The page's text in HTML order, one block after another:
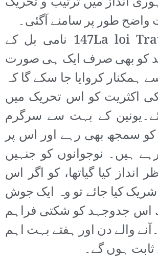
واضح طور پر سامنے آگئی۔
اس 147La loi Travail148 نامی بل کے
کو بھی صرف ایک ہی صورت
ہمکنار کروایا جا سکے گا کہ
اکثریت کو اس تحریک میں
کے بہت سے سرگرم
سمجھ بھی رہے اور اس پر
ہیں۔ نوجوانوں کو جنہیں
نظر انداز کیا گیاتھا، کو اگر اس
کیا جائے تو وہ ایک جوش
اس جدوجہد کو شکتی فراہم
والے دن اور ہفتے بہت اہم
ہوں گے۔